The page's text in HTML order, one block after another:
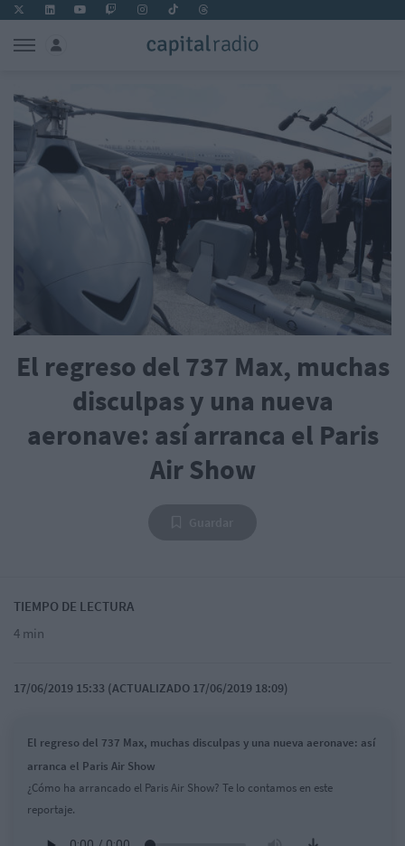
El regreso del 737 Max, muchas
disculpas y una nueva
aeronave: así arranca el Paris
Air Show
TIEMPO DE LECTURA
4 min
17/06/2019 15:33 (ACTUALIZADO 17/06/2019 18:09)
El regreso del 737 Max, muchas disculpas y una nueva aeronave: así
arranca el Paris Air Show
¿Cómo ha arrancado el Paris Air Show? Te lo contamos en este
reportaje.